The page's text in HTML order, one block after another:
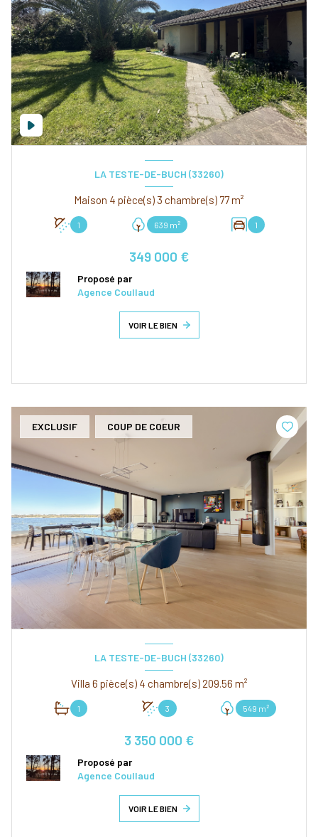
LA TESTE-DE-BUCH (33260)
Maison 4 pièce(s) 3 chambre(s) 77 m²
1 639 m² 1
349 000 €
Proposé par
Agence Coullaud
VOIR LE BIEN
EXCLUSIF COUP DE COEUR
LA TESTE-DE-BUCH (33260)
Villa 6 pièce(s) 4 chambre(s) 209.56 m²
1 3 549 m²
3 350 000 €
Proposé par
Agence Coullaud
VOIR LE BIEN